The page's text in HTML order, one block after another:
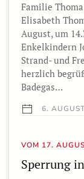
Familie
Elisabeth
August, um
Enkelkindern
Strand- und
herzlich
Badegas…
6.
VOM 17.
Sperrung